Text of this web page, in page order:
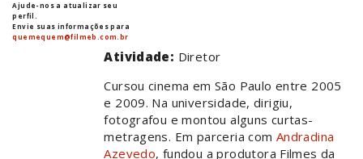
Ajude-nos a atualizar seu
perfil.
Envie suas informações para
quemequem@filmeb.com.br
Atividade: Diretor
Cursou cinema em São Paulo entre 2005
e 2009. Na universidade, dirigiu,
fotografou e montou alguns curtas-
metragens. Em parceria com Andradina
Azevedo, fundou a produtora Filmes da